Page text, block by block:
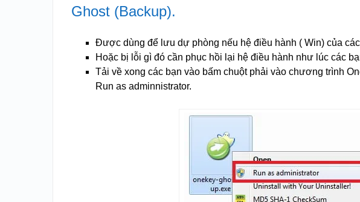
Ghost (Backup).
Được dùng để lưu dự phòng nếu hệ điều hành ( Win) của
Hoặc bị lỗi gì đó cần phục hồi lại hệ điều hành như lúc các
Tải về xong các bạn vào bấm chuột phải vào chương trình
Run as adminnistrator.